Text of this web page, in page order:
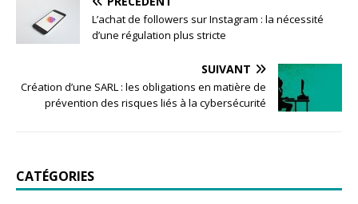
L’achat de followers sur Instagram : la nécessité
d’une régulation plus stricte
SUIVANT
Création d’une SARL : les obligations en matière de
prévention des risques liés à la cybersécurité
CATÉGORIES